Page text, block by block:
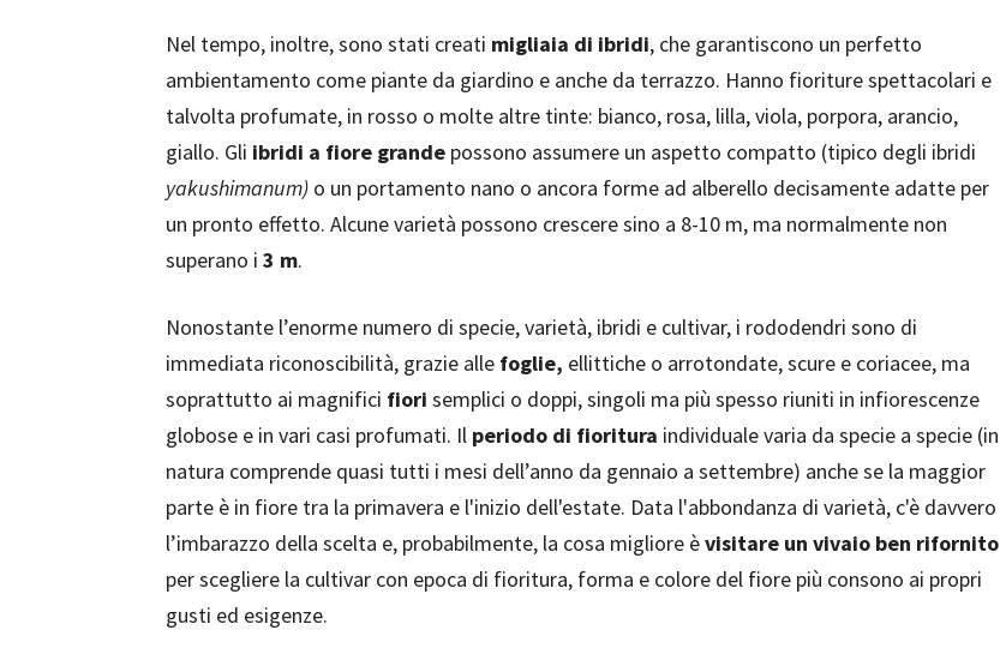
Nel tempo, inoltre, sono stati creati migliaia di ibridi, che garantiscono un perfetto
ambientamento come piante da giardino e anche da terrazzo. Hanno fioriture spettacolari e
talvolta profumate, in rosso o molte altre tinte: bianco, rosa, lilla, viola, porpora, arancio,
giallo. Gli ibridi a fiore grande possono assumere un aspetto compatto (tipico degli ibridi
yakushimanum) o un portamento nano o ancora forme ad alberello decisamente adatte per
un pronto effetto. Alcune varietà possono crescere sino a 8-10 m, ma normalmente non
superano i 3 m.
Nonostante l’enorme numero di specie, varietà, ibridi e cultivar, i rododendri sono di
immediata riconoscibilità, grazie alle foglie, ellittiche o arrotondate, scure e coriacee, ma
soprattutto ai magnifici fiori semplici o doppi, singoli ma più spesso riuniti in infiorescenze
globose e in vari casi profumati. Il periodo di fioritura individuale varia da specie a specie (in
natura comprende quasi tutti i mesi dell’anno da gennaio a settembre) anche se la maggior
parte è in fiore tra la primavera e l'inizio dell'estate. Data l'abbondanza di varietà, c'è davvero
l’imbarazzo della scelta e, probabilmente, la cosa migliore èvisitare un vivaio ben rifornito
per scegliere la cultivar con epoca di fioritura, forma e colore del fiore più consono ai propri
gusti ed esigenze.